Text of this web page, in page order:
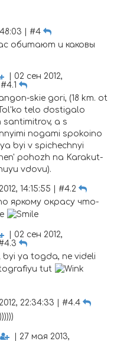
| #4
обитают и каковы
| 02 сен 2012,
skie gori, (18 km. ot
telo dostigalo
santimitrov, a s
nogami spokoino
byi v spichechnyi
pohozh na Karakut-
vdovu).
14:15:55 | #4.2
яркому окрасу что-
| 02 сен 2012,
byi ya togda, ne videli
tut
22:34:33 | #4.4
| 27 мая 2013,